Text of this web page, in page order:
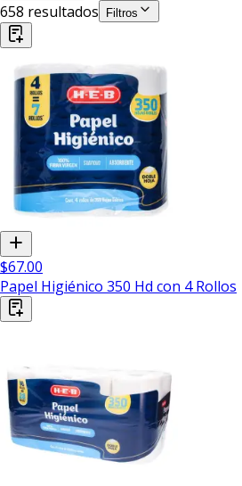
658 resultados Filtros
$67.00
Papel Higiénico 350 Hd con 4 Rollos